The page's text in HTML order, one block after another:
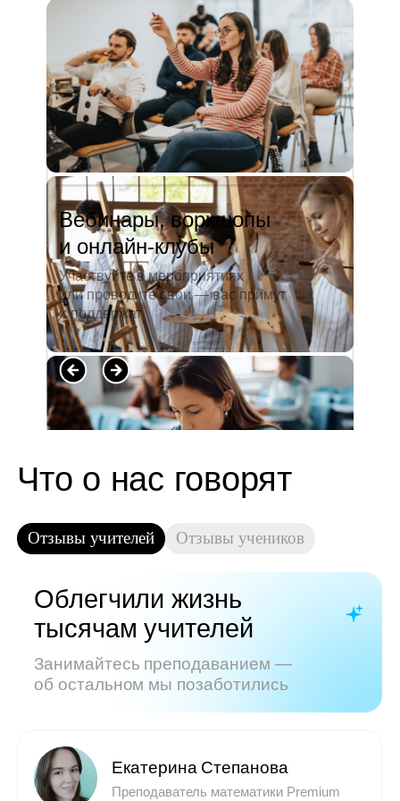
Вебинары, воркшопы
и онлайн-клубы
Участвуйте в мероприятиях
или проводите свои — вас примут
и поддержат
педагогический университет, пошла
преподавать в школу. Проработав в ней
5 лет, я поняла, что нужно двигать...
Читать полностью →
Показать все отзывы
Часто задаваемые
вопросы